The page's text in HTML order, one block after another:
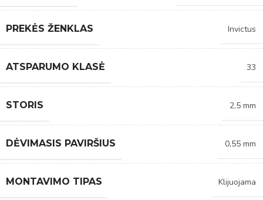
PREKĖS ŽENKLAS Invictus
ATSPARUMO KLASĖ 33
STORIS 2,5 mm
DĖVIMASIS PAVIRŠIUS 0,55 mm
MONTAVIMO TIPAS Klijuojama